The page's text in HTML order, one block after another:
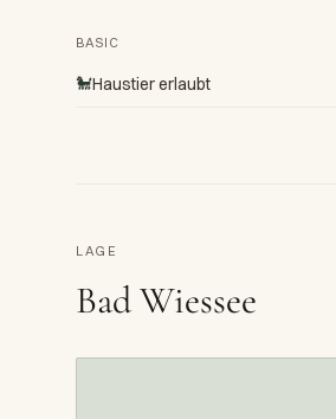
BASIC
🐩Haustier erlaubt
LAGE
Bad Wiessee